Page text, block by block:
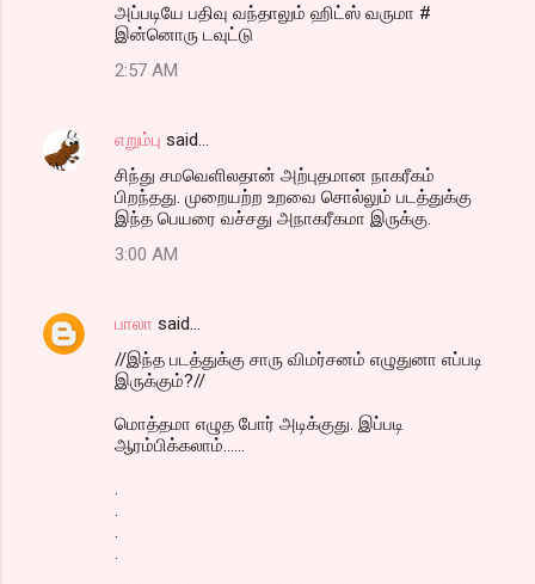
அப்படியே பதிவு வந்தாலும் ஹிட்ஸ் வருமா #
இன்னொரு டவுட்டு
2:57 AM
எறும்பு said…
சிந்து சமவெளிலதான் அற்புதமான நாகரீகம்
பிறந்தது. முறையற்ற உறவை சொல்லும் படத்துக்கு
இந்த பெயரை வச்சது அநாகரீகமா இருக்கு.
3:00 AM
பாலா said…
//இந்த படத்துக்கு சாரு விமர்சனம் எழுதுனா எப்படி
இருக்கும்?//
மொத்தமா எழுத போர் அடிக்குது. இப்படி
ஆரம்பிக்கலாம்......
.
.
.
.